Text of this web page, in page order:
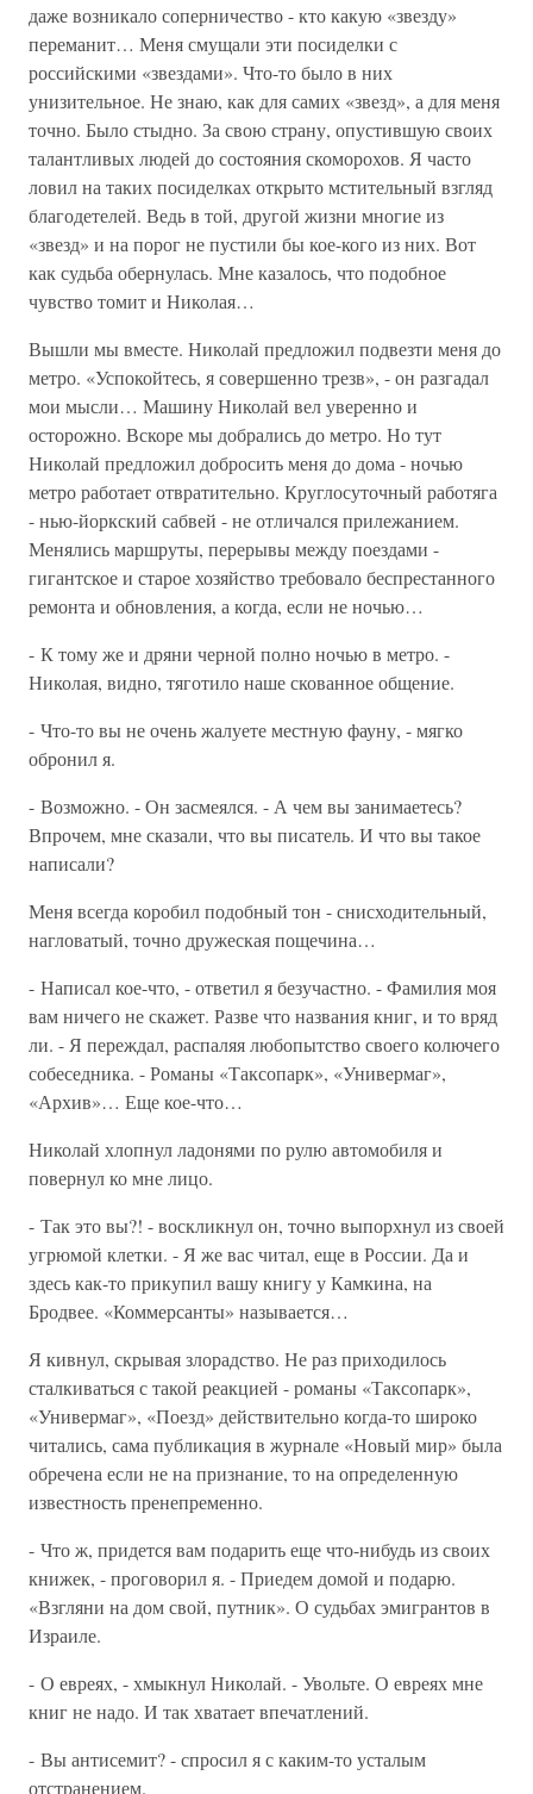
даже возникало соперничество - кто какую «звезду»
переманит… Меня смущали эти посиделки с
российскими «звездами». Что-то было в них
унизительное. Не знаю, как для самих «звезд», а для меня
точно. Было стыдно. За свою страну, опустившую своих
талантливых людей до состояния скоморохов. Я часто
ловил на таких посиделках открыто мстительный взгляд
благодетелей. Ведь в той, другой жизни многие из
«звезд» и на порог не пустили бы кое-кого из них. Вот
как судьба обернулась. Мне казалось, что подобное
чувство томит и Николая…
Вышли мы вместе. Николай предложил подвезти меня до
метро. «Успокойтесь, я совершенно трезв», - он разгадал
мои мысли… Машину Николай вел уверенно и
осторожно. Вскоре мы добрались до метро. Но тут
Николай предложил добросить меня до дома - ночью
метро работает отвратительно. Круглосуточный работяга
- нью-йоркский сабвей - не отличался прилежанием.
Менялись маршруты, перерывы между поездами -
гигантское и старое хозяйство требовало беспрестанного
ремонта и обновления, а когда, если не ночью…
- К тому же и дряни черной полно ночью в метро. -
Николая, видно, тяготило наше скованное общение.
- Что-то вы не очень жалуете местную фауну, - мягко
обронил я.
- Возможно. - Он засмеялся. - А чем вы занимаетесь?
Впрочем, мне сказали, что вы писатель. И что вы такое
написали?
Меня всегда коробил подобный тон - снисходительный,
нагловатый, точно дружеская пощечина…
- Написал кое-что, - ответил я безучастно. - Фамилия моя
вам ничего не скажет. Разве что названия книг, и то вряд
ли. - Я переждал, распаляя любопытство своего колючего
собеседника. - Романы «Таксопарк», «Универмаг»,
«Архив»… Еще кое-что…
Николай хлопнул ладонями по рулю автомобиля и
повернул ко мне лицо.
- Так это вы?! - воскликнул он, точно выпорхнул из своей
угрюмой клетки. - Я же вас читал, еще в России. Да и
здесь как-то прикупил вашу книгу у Камкина, на
Бродвее. «Коммерсанты» называется…
Я кивнул, скрывая злорадство. Не раз приходилось
сталкиваться с такой реакцией - романы «Таксопарк»,
«Универмаг», «Поезд» действительно когда-то широко
читались, сама публикация в журнале «Новый мир» была
обречена если не на признание, то на определенную
известность пренепременно.
- Что ж, придется вам подарить еще что-нибудь из своих
книжек, - проговорил я. - Приедем домой и подарю.
«Взгляни на дом свой, путник». О судьбах эмигрантов в
Израиле.
- О евреях, - хмыкнул Николай. - Увольте. О евреях мне
книг не надо. И так хватает впечатлений.
- Вы антисемит? - спросил я с каким-то усталым
отстранением.